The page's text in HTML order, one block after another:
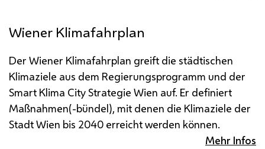
Wiener Klimafahrplan
Der Wiener Klimafahrplan greift die städtischen
Klimaziele aus dem Regierungsprogramm und der
Smart Klima City Strategie Wien auf. Er definiert
Maßnahmen(-bündel), mit denen die Klimaziele der
Stadt Wien bis 2040 erreicht werden können.
Mehr Infos